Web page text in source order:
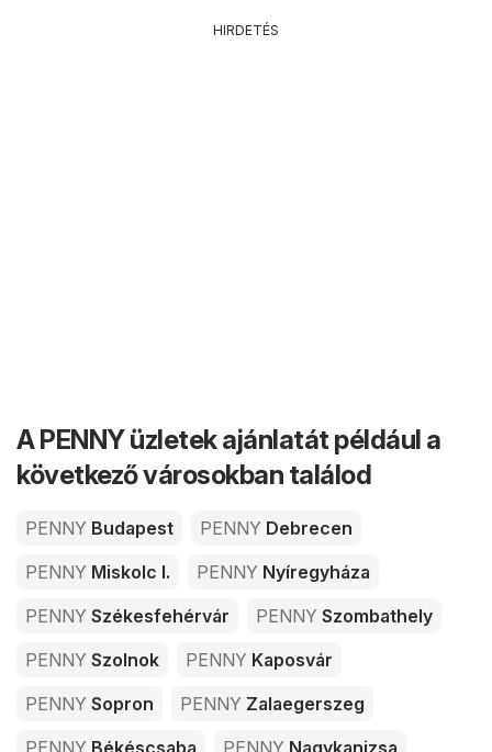
HIRDETÉS
A PENNY üzletek ajánlatát például a
következő városokban találod
PENNY Budapest PENNY Debrecen
PENNY Miskolc I. PENNY Nyíregyháza
PENNY Székesfehérvár PENNY Szombathely
PENNY Szolnok PENNY Kaposvár
PENNY Sopron PENNY Zalaegerszeg
PENNY Békéscsaba PENNY Nagykanizsa